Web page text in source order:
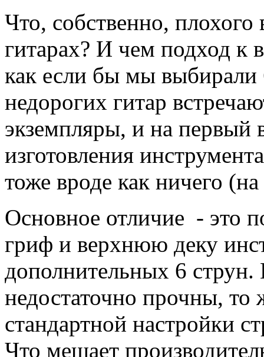
Что, собственно,
гитарах? И чем подход к
как если бы мы выбирали
недорогих гитар
экземпляры, и на первый
изготовления
тоже вроде как ничего
Основное отличие - это
гриф и верхнюю деку
дополнительных 6
недостаточно прочны, то
стандартной настройки
Что мешает